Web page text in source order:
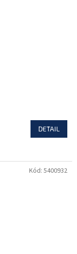
DETAIL
Kód: 5400932